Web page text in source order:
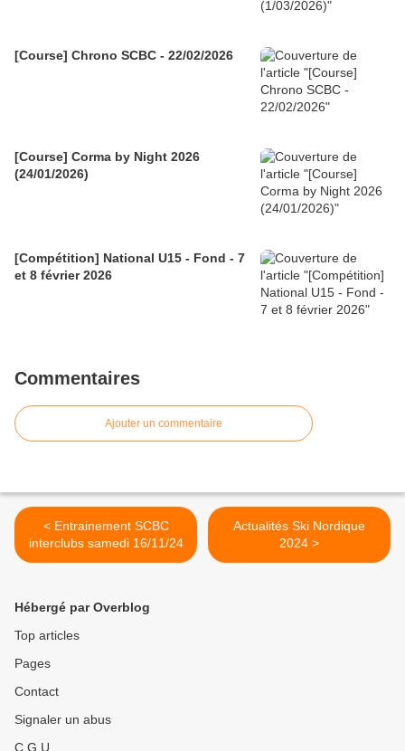
[Course] Chrono SCBC - 22/02/2026
[Course] Corma by Night 2026
(24/01/2026)
[Compétition] National U15 - Fond - 7
et 8 février 2026
Commentaires
Ajouter un commentaire
< Entrainement SCBC
interclubs samedi 16/11/24
Actualités Ski Nordique
2024 >
Hébergé par Overblog
Top articles
Pages
Contact
Signaler un abus
C.G.U.